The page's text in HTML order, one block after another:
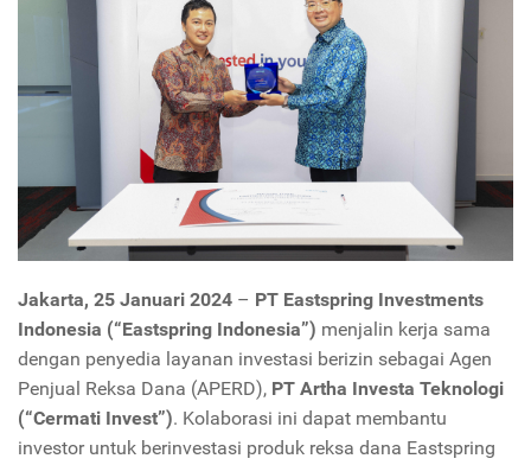
Jakarta, 25 Januari 2024 – PT Eastspring Investments
Indonesia (“Eastspring Indonesia”) menjalin kerja sama
dengan penyedia layanan investasi berizin sebagai Agen
Penjual Reksa Dana (APERD), PT Artha Investa Teknologi
(“Cermati Invest”). Kolaborasi ini dapat membantu
investor untuk berinvestasi produk reksa dana Eastspring